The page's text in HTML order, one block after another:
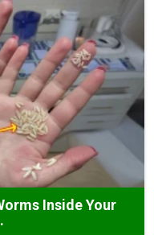
Inside Your